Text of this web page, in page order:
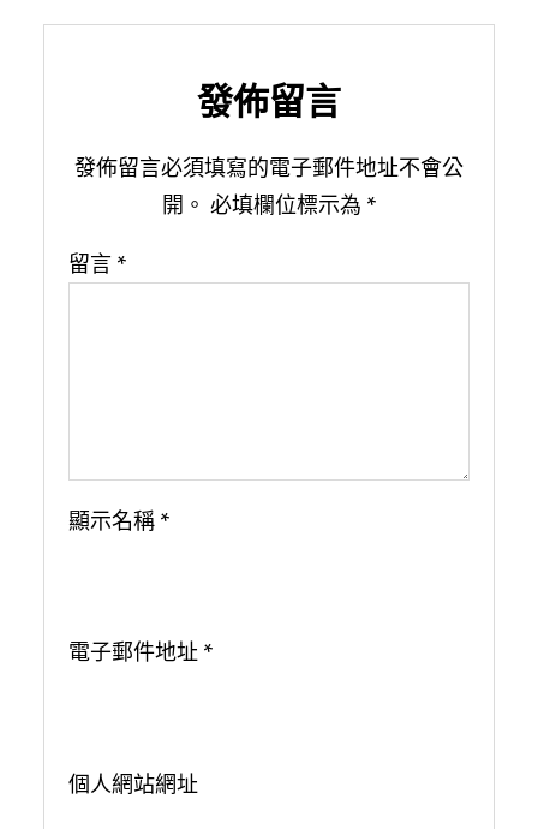
發佈留言
發佈留言必須填寫的電子郵件地址不會公
開。 必填欄位標示為 *
留言 *
顯示名稱 *
電子郵件地址 *
個人網站網址